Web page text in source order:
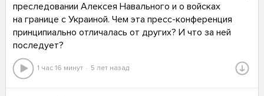
преследовании Алексея Навального и о войсках
на границе с Украиной. Чем эта пресс-конференция
принципиально отличалась от других? И что за ней
последует?
1 час 16 минут 5 лет назад